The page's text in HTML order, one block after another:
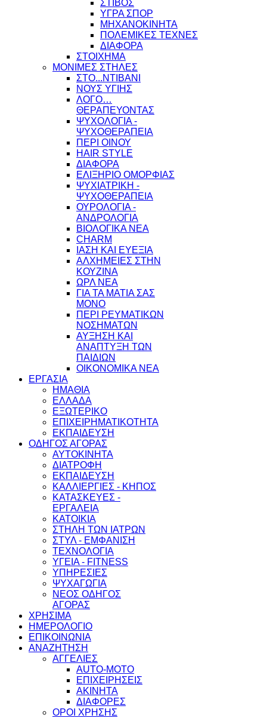
ΣΤΙΒΟΣ
ΥΓΡΑ ΣΠΟΡ
ΜΗΧΑΝΟΚΙΝΗΤΑ
ΠΟΛΕΜΙΚΕΣ ΤΕΧΝΕΣ
ΔΙΑΦΟΡΑ
ΣΤΟΙΧΗΜΑ
ΜΟΝΙΜΕΣ ΣΤΗΛΕΣ
ΣΤΟ...ΝΤΙΒΑΝΙ
ΝΟΥΣ ΥΓΙΗΣ
ΛΟΓΟ…
ΘΕΡΑΠΕΥΟΝΤΑΣ
ΨΥΧΟΛΟΓΙΑ -
ΨΥΧΟΘΕΡΑΠΕΙΑ
ΠΕΡΙ ΟΙΝΟΥ
HAIR STYLE
ΔΙΑΦΟΡΑ
ΕΛΙΞΗΡΙΟ ΟΜΟΡΦΙΑΣ
ΨΥΧΙΑΤΡΙΚΗ -
ΨΥΧΟΘΕΡΑΠΕΙΑ
ΟΥΡΟΛΟΓΙΑ -
ΑΝΔΡΟΛΟΓΙΑ
ΒΙΟΛΟΓΙΚΑ ΝΕΑ
CHARM
ΙΑΣΗ ΚΑΙ ΕΥΕΞΙΑ
ΑΛΧΗΜΕΙΕΣ ΣΤΗΝ
ΚΟΥΖΙΝΑ
ΩΡΛ ΝEA
ΓΙΑ ΤΑ ΜΑΤΙΑ ΣΑΣ
ΜΟΝΟ
ΠΕΡΙ ΡΕΥΜΑΤΙΚΩΝ
ΝΟΣΗΜΑΤΩΝ
ΑΥΞΗΣΗ ΚΑΙ
ΑΝΑΠΤΥΞΗ ΤΩΝ
ΠΑΙΔΙΩΝ
ΟΙΚΟΝΟΜΙΚΑ ΝΕΑ
ΕΡΓΑΣΙΑ
ΗΜΑΘΙΑ
ΕΛΛΑΔΑ
ΕΞΩΤΕΡΙΚΟ
ΕΠΙΧΕΙΡΗΜΑΤΙΚΟΤΗΤΑ
ΕΚΠΑΙΔΕΥΣΗ
ΟΔΗΓΟΣ ΑΓΟΡΑΣ
ΑΥΤΟΚΙΝΗΤΑ
ΔΙΑΤΡΟΦΗ
ΕΚΠΑΙΔΕΥΣΗ
ΚΑΛΛΙΕΡΓΙΕΣ - ΚΗΠΟΣ
ΚΑΤΑΣΚΕΥΕΣ -
ΕΡΓΑΛΕΙΑ
ΚΑΤΟΙΚΙΑ
ΣΤΗΛΗ ΤΩΝ ΙΑΤΡΩΝ
ΣΤΥΛ - ΕΜΦΑΝΙΣΗ
ΤΕΧΝΟΛΟΓΙΑ
ΥΓΕΙΑ - FITNESS
ΥΠΗΡΕΣΙΕΣ
ΨΥΧΑΓΩΓΙΑ
ΝΕΟΣ ΟΔΗΓΟΣ
ΑΓΟΡΑΣ
ΧΡΗΣΙΜΑ
ΗΜΕΡΟΛΟΓΙΟ
ΕΠΙΚΟΙΝΩΝΙΑ
ΑΝΑΖΗΤΗΣΗ
ΑΓΓΕΛΙΕΣ
AUTO-MOTO
ΕΠΙΧΕΙΡΗΣΕΙΣ
ΑΚΙΝΗΤΑ
ΔΙΑΦΟΡΕΣ
ΟΡΟΙ ΧΡΗΣΗΣ